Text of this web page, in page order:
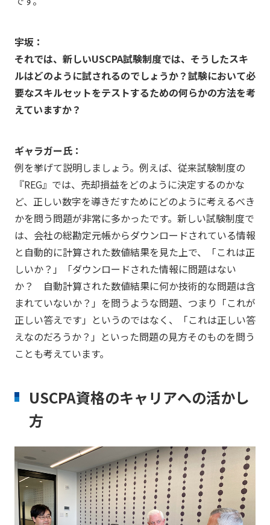
宇坂：
それでは、新しいUSCPA試験制度では、そうしたスキ
ルはどのように試されるのでしょうか？試験において必
要なスキルセットをテストするための何らかの方法を考
えていますか？
ギャラガー氏：
例を挙げて説明しましょう。例えば、従来試験制度の
『REG』では、売却損益をどのように決定するのかな
ど、正しい数字を導きだすためにどのように考えるべき
かを問う問題が非常に多かったです。新しい試験制度で
は、会社の総勘定元帳からダウンロードされている情報
と自動的に計算された数値結果を見た上で、「これは正
しいか？」「ダウンロードされた情報に問題はない
か？ 自動計算された数値結果に何か技術的な問題は含
まれていないか？」を問うような問題、つまり「これが
正しい答えです」というのではなく、「これは正しい答
えなのだろうか？」といった問題の見方そのものを問う
ことも考えています。
USCPA資格のキャリアへの活かし
方